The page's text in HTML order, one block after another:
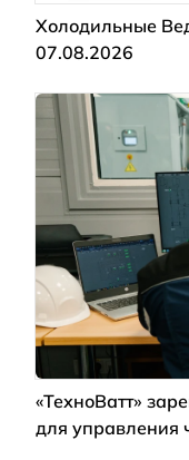
Холодильные
07.08.2026
«ТехноВатт»
для управления